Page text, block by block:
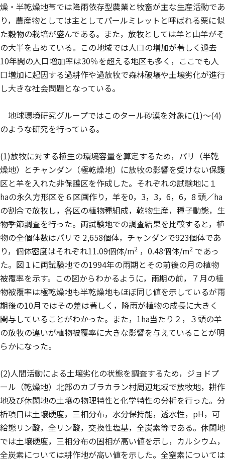
燥・半乾燥地帯では降雨依存型農業と牧畜が主な生産活動であ
り，農産物としては主としてパールミレットと呼ばれる粟に似
た穀物の栽培が盛んである。また，放牧としては羊と山羊がそ
の大半を占めている。この地域では人口の増加が著しく過去
10年間の人口増加率は30％を超える地区も多く，ここでも人
口増加に起因する過耕作や過放牧で森林破壊や土壌劣化が進行
し大きな社会問題となっている。
地球環境研究グループではこのタール砂漠を対象に(1)〜(4)
のような研究を行っている。
(1)放牧に対する植生の環境容量を算定するため，パリ（半乾
燥地）とチャンダン（極乾燥地）に放牧の影響を受けない保護
区と羊を入れた非保護区を作成した。それぞれの試験地に１
haの永久方形区を６区画作り，羊を0，3，3，6，6，8 頭／ha
の割合で放牧し，各区の植物種組成，乾物生産，種子動態，生
物季節調査を行った。両試験地での調査結果を比較すると，植
物の全個体数はパリで 2,658個体，チャンダンで923個体であ
り，個体密度はそれぞれ11.09個体/m2 ，0.48個体/m2 であっ
た。図１に両試験地での1994年の雨期とその前後の月の植物
被覆率を示す。この図からわかるように，雨期の前，７月の植
物被覆率は極乾燥地も半乾燥地もほぼ同じ値を示しているが雨
期後の10月ではその差は著しく，降雨が植物の成長に大きく
関与していることがわかった。また，1ha当たり２，３頭の羊
の放牧の違いが植物被覆率に大きな影響を与えていることが明
らかになった。
(2)人間活動による土壌劣化の状態を調査するため，ジョドプ
ール（乾燥地）北部のカブラカラン村周辺地域で放牧地，耕作
地及び休閑地の土壌の物理特性と化学特性の分析を行った。分
析項目は土壌硬度，三相分布，水分保持能，透水性，pH，可
給態リン酸，全リン酸，交換性塩基，全炭素等である。休閑地
では土壌硬度，三相分布の固相が高い値を示し，カルシウム，
全炭素については耕作地が高い値を示した。全窒素については